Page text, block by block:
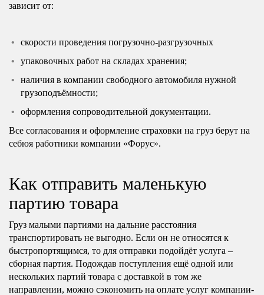
зависит от:
скорости проведения погрузочно-разгрузочных
упаковочных работ на складах хранения;
наличия в компании свободного автомобиля нужной
грузоподъёмности;
оформления сопроводительной документации.
Все согласования и оформление страховки на груз берут на
себюя работники компании «Форус».
Как отправить маленькую
партию товара
Груз малыми партиями на дальние расстояния
транспортировать не выгодно. Если он не относятся к
быстропортящимся, то для отправки подойдёт услуга –
сборная партия. Подождав поступления ещё одной или
нескольких партий товара с доставкой в том же
направлении, можно сэкономить на оплате услуг компании-